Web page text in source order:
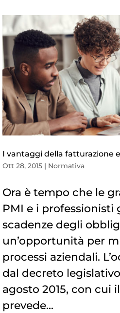
I vantaggi della fatturazione
Ott 28, 2015 | Normativa
Ora è tempo che le
PMI e i professionisti
scadenze degli
un’opportunità per
processi aziendali.
dal decreto legislativo
agosto 2015, con cui
prevede...